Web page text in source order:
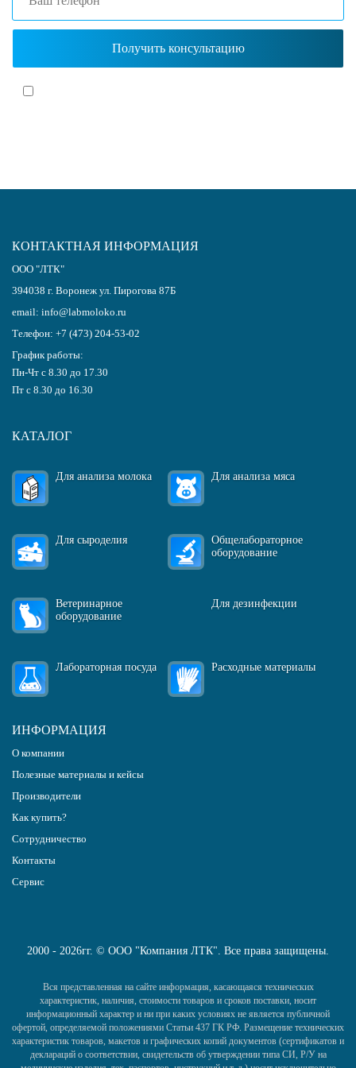
КОНТАКТНАЯ ИНФОРМАЦИЯ
ООО "ЛТК"
394038 г. Воронеж ул. Пирогова 87Б
email: info@labmoloko.ru
Телефон: +7 (473) 204-53-02
График работы:
Пн-Чт с 8.30 до 17.30
Пт с 8.30 до 16.30
КАТАЛОГ
Для анализа молока Для анализа мяса
Для сыроделия
Общелабораторное
оборудование
Ветеринарное
оборудование
Для дезинфекции
Лабораторная посуда Расходные материалы
ИНФОРМАЦИЯ
О компании
Полезные материалы и кейсы
Производители
Как купить?
Сотрудничество
Контакты
Сервис
2000 - 2026гг. © ООО "Компания ЛТК". Все права защищены.
Вся представленная на сайте информация, касающаяся технических
характеристик, наличия, стоимости товаров и сроков поставки, носит
информационный характер и ни при каких условиях не является публичной
офертой, определяемой положениями Статьи 437 ГК РФ. Размещение технических
характеристик товаров, макетов и графических копий документов (сертификатов и
деклараций о соответствии, свидетельств об утверждении типа СИ, Р/У на